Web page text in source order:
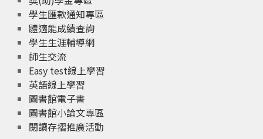
學生匯款通知專區
體適能成績查詢
學生生涯輔導網
師生交流
Easy test線上學習
英語線上學習
圖書館電子書
圖書館小論文專區
閱讀存摺推廣活動